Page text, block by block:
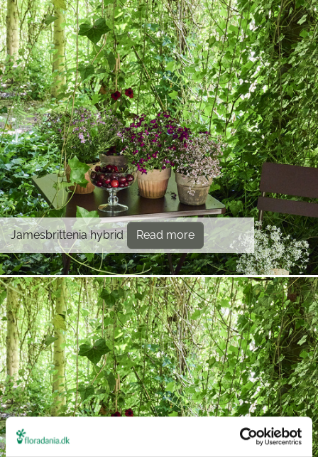
Jamesbrittenia hybrid Read more